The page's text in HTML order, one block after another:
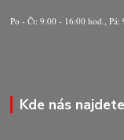
Po - Čt: 9:00 - 16:00 hod.,
Kde nás najdete